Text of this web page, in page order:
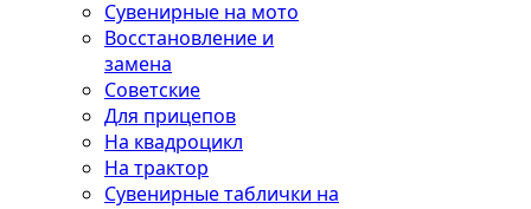
Сувенирные на мото
Восстановление и
замена
Советские
Для прицепов
На квадроцикл
На трактор
Сувенирные таблички на